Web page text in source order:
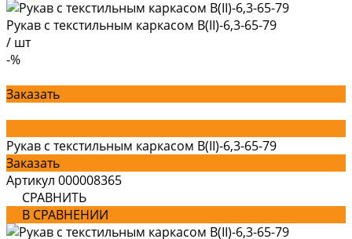
Рукав с текстильным каркасом В(II)-6,3-65-79
/ шт
-%
Заказать
Рукав с текстильным каркасом В(II)-6,3-65-79
Заказать
Артикул 000008365
СРАВНИТЬ
В СРАВНЕНИИ